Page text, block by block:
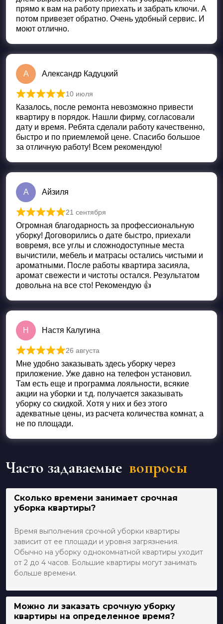
прямо к вам на работу приехать и забрать ключи. А
потом привезет обратно. Очень удобный сервис. И
моют отлично.
А Александр Кадуцкий
Оценка
10 июля
Казалось, после ремонта невозможно привести
квартиру в порядок. Нашли фирму, согласовали
дату и время. Ребята сделали работу качественно,
быстро и по приемлемой цене. Спасибо большое
за отличную работу! Всем рекомендую!
А Айзиля
Оценка
21 сентября
Огромная благодарность за профессиональную
уборку! Договорились о дате быстро, приехали
вовремя, все углы и сложнодоступные места
вычистили, мебель и матрасы остались чистыми и
ароматными. После работы квартира засияла,
аромат свежести и чистоты остался. Результатом
довольна на все сто! Рекомендую 👍
Н Настя Калугина
Оценка из 5
26 августа
Мне удобно заказывать здесь уборку через
приложение. Уже давно на телефон установил.
Там есть еще и программа лояльности, всякие
акции на уборки и т.д. получается заказывать
уборку со скидкой. Хотя у них и без этого
адекватные цены, из расчета количества комнат, а
не по площади.
Часто задаваемые вопросы
Сколько времени занимает срочная
уборка квартиры?
Время выполнения срочной уборки квартиры
зависит от ее площади и уровня загрязнения.
Обычно на уборку однокомнатной квартиры уходит
от 2 до 4 часов. Большие квартиры могут занимать
больше времени.
Можно ли заказать срочную уборку
квартиры на определенное время?